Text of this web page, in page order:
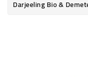
THÉ,
Darjeeling Bio &